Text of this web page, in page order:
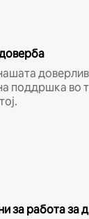
поддршка во
за работа за